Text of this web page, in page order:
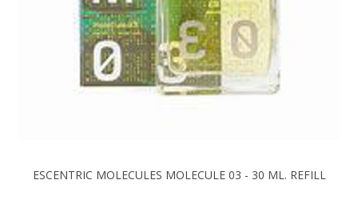
ESCENTRIC MOLECULES MOLECULE 03 - 30 ML. REFILL